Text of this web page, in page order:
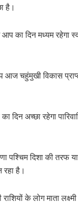
है।
का दिन मध्यम रहेगा
आज चहुंमुखी विकास
दिन अच्छा रहेगा
पश्चिम दिशा की
है।
के लोग माता